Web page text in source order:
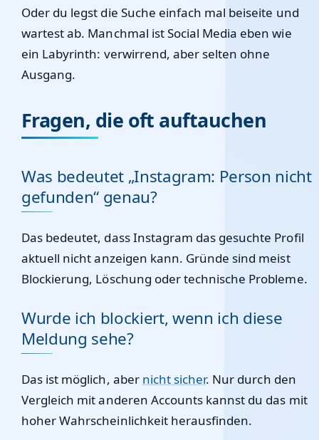
Oder du legst die Suche einfach mal beiseite und
wartest ab. Manchmal ist Social Media eben wie
ein Labyrinth: verwirrend, aber selten ohne
Ausgang.
Fragen, die oft auftauchen
Was bedeutet „Instagram: Person nicht
gefunden“ genau?
Das bedeutet, dass Instagram das gesuchte Profil
aktuell nicht anzeigen kann. Gründe sind meist
Blockierung, Löschung oder technische Probleme.
Wurde ich blockiert, wenn ich diese
Meldung sehe?
Das ist möglich, aber nicht sicher. Nur durch den
Vergleich mit anderen Accounts kannst du das mit
hoher Wahrscheinlichkeit herausfinden.